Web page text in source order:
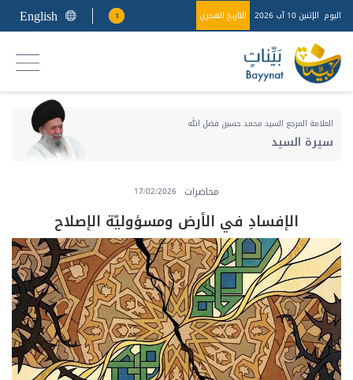
اليوم الإثنين 10 آب 2026 التاريخ الهجري 1
English
العلامة المرجع السيد محمد حسين فضل الله
سيرة السيد
محاضرات 17/02/2026
الإفسادِ في الأرض ومسؤوليّة الإصلاح